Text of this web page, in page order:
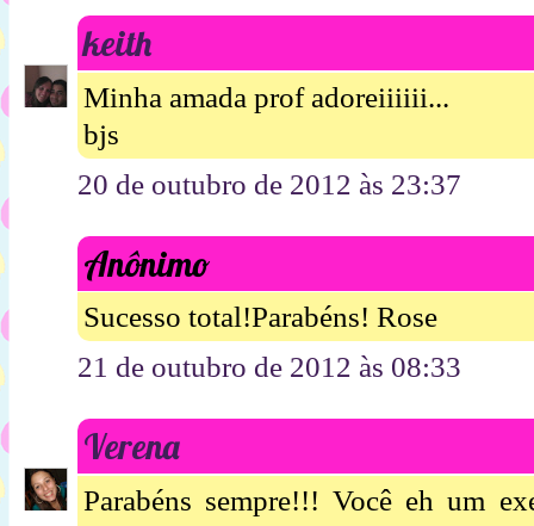
keith
Minha amada prof adoreiiiiii...
bjs
20 de outubro de 2012 às 23:37
Anônimo
Sucesso total!Parabéns! Rose
21 de outubro de 2012 às 08:33
Verena
Parabéns sempre!!! Você eh um